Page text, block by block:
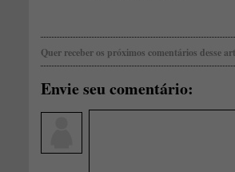
Quer receber os próximos comentários desse
Envie seu comentário: